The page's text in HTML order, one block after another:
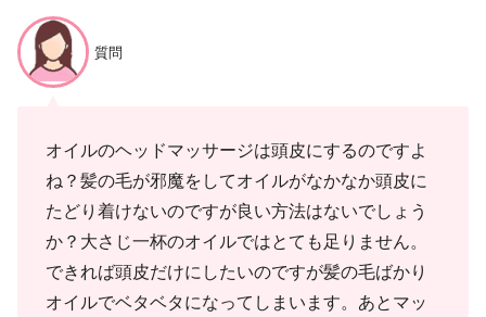
質問
オイルのヘッドマッサージは頭皮にするのですよ
ね？髪の毛が邪魔をしてオイルがなかなか頭皮に
たどり着けないのですが良い方法はないでしょう
か？大さじ一杯のオイルではとても足りません。
できれば頭皮だけにしたいのですが髪の毛ばかり
オイルでベタベタになってしまいます。あとマッ